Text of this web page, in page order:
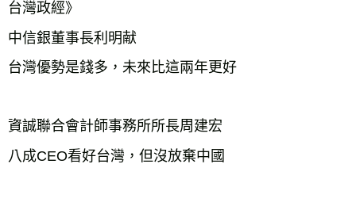
台灣政經》
中信銀董事長利明献
台灣優勢是錢多，未來比這兩年更好
資誠聯合會計師事務所所長周建宏
八成CEO看好台灣，但沒放棄中國